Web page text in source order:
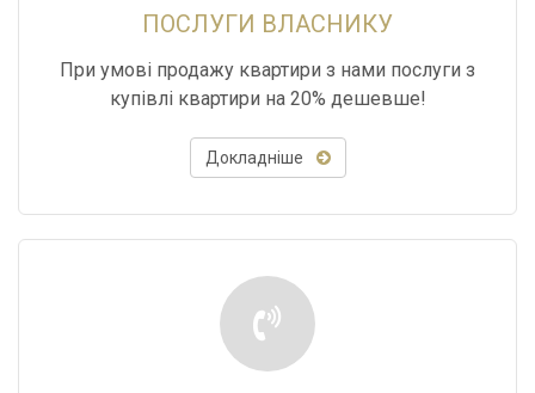
ПОСЛУГИ ВЛАСНИКУ
При умові продажу квартири з нами послуги з
купівлі квартири на 20% дешевше!
Докладніше